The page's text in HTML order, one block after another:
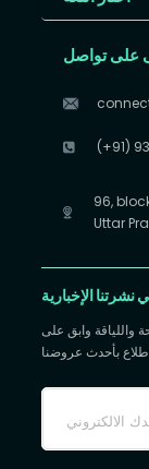
على تواصل
(+91)
96,
Uttar
الإخبارية
وابق على
بأحدث عروضنا